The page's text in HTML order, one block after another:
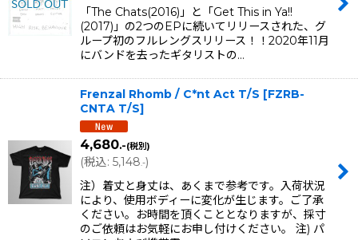
「The Chats(2016)」と「Get This in Ya!!
(2017)」の2つのEPに続いてリリースされた、グ
ループ初のフルレングスリリース！！2020年11月
にバンドを去ったギタリストの…
Frenzal Rhomb / C*nt Act T/S [FZRB-
CNTA T/S]
4,680.-(税別)
(税込: 5,148 .-)
注）着丈と身丈は、あくまで参考です。入荷状況
により、使用ボディーに変化が生じます。ご了承
ください。お時間を頂くこととなりますが、採寸
のご依頼はお気軽にお申し付けください。 注) パ